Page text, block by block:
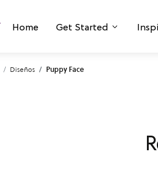
Home Get Started
Diseños Puppy Face